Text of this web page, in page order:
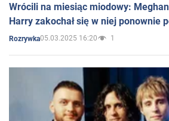
Wrócili na miesiąc miodowy:
Harry zakochał się w niej ponownie
Rozrywka05.03.2025 16:20 1